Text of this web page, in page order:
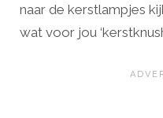
naar de kerstlampjes
wat voor jou